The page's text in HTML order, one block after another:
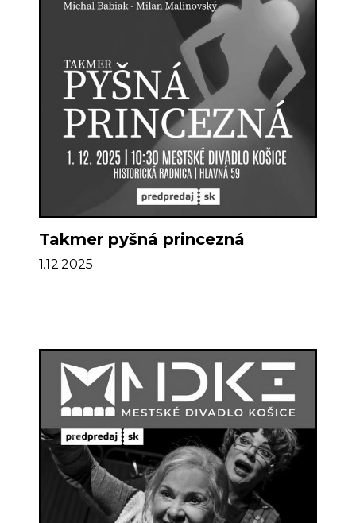
Takmer pyšná princezná
1.12.2025